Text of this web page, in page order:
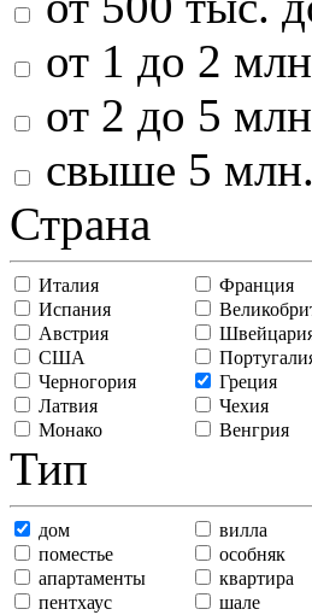
от 1 до 2
от 2 до 5
свыше 5 млн.
Страна
Италия
Франция
Испания
Австрия
США
Черногория
Греция
Латвия
Чехия
Монако
Венгрия
Тип
дом
вилла
поместье
особняк
апартаменты
квартира
пентхаус
шале